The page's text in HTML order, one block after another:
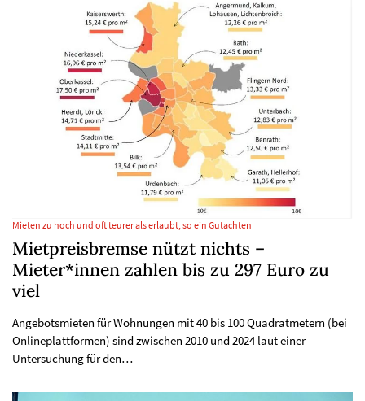
Mieten zu hoch und oft teurer als erlaubt, so ein Gutachten
Mietpreisbremse nützt nichts –
Mieter*innen zahlen bis zu 297 Euro zu
viel
Angebotsmieten für Wohnungen mit 40 bis 100 Quadratmetern (bei
Onlineplattformen) sind zwischen 2010 und 2024 laut einer
Untersuchung für den…